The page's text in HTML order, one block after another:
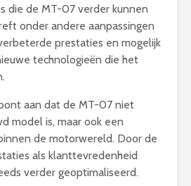
die de MT-07 verder kunnen
onder andere aanpassingen
prestaties en mogelijk
technologieën die het
aan dat de MT-07 niet
model is, maar ook een
de motorwereld. Door de
als klanttevredenheid
verder geoptimaliseerd.